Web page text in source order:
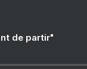
de partir"